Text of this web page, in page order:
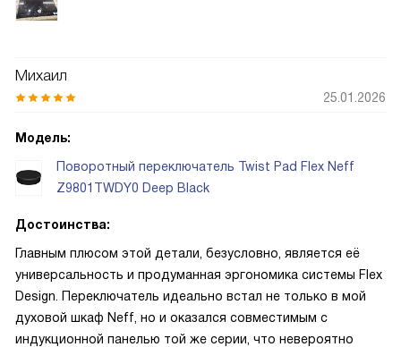
Михаил
25.01.2026
Модель:
Поворотный переключатель Twist Pad Flex Neff
Z9801TWDY0 Deep Black
Достоинства:
Главным плюсом этой детали, безусловно, является её
универсальность и продуманная эргономика системы Flex
Design. Переключатель идеально встал не только в мой
духовой шкаф Neff, но и оказался совместимым с
индукционной панелью той же серии, что невероятно